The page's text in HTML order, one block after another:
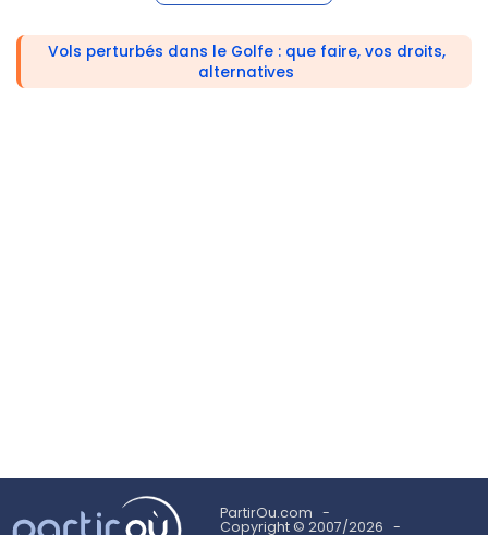
Vols perturbés dans le Golfe : que faire, vos droits,
alternatives
PartirOu.com
Copyright © 2007/2026